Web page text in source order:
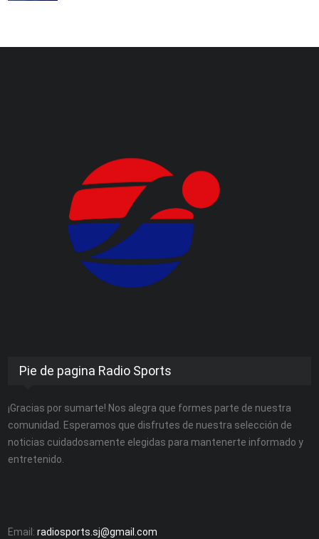
Pie de pagina Radio Sports
¡Gracias por sumarte! Nos alegra que formes parte de nuestra
comunidad. Esperamos que disfrutes de nuestra selección de
noticias cuidadosamente elegidas para mantenerte informado y
entretenido.
Email:radiosports.sj@gmail.com